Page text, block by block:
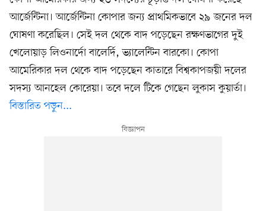
আর্জেন্টিনা। আর্জেন্টিনা কোপার জন্য প্রাথমিকভাবে ২৯ জনের দল
ঘোষণা করেছিল। সেই দল থেকে বাদ পড়েছেন রক্ষণভাগের দুই
খেলোয়াড় লিওনার্দো বালের্দি, ভ্যালেন্টিন বারকো। কোপা
আমেরিকার দল থেকে বাদ পড়েছেন কাতারে বিশ্বকাপজয়ী দলের
সদস্য আনহেল কোরেয়া। তবে দলে টিকে গেছেন লুকাস কুয়ার্তা।
বিস্তারিত পড়ুন...